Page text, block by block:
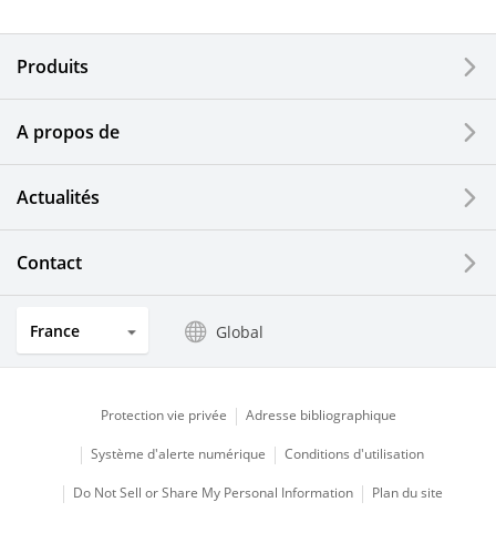
Composants électroniques
Composants optiques
Ecrans LCD et solutions tactiles
Systèmes électriques solaires
Produits de cuisine
Produits
A propos de
Actualités
Contact
France Global
Protection vie privée Adresse bibliographique
Système d'alerte numérique Conditions d'utilisation
Do Not Sell or Share My Personal Information Plan du site